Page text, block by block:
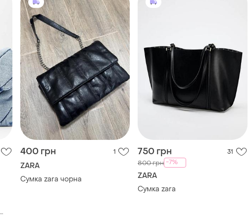
400 грн 1
ZARA
Сумка zara чорна
750 грн 31
800 грн -7%
ZARA
Сумка zara